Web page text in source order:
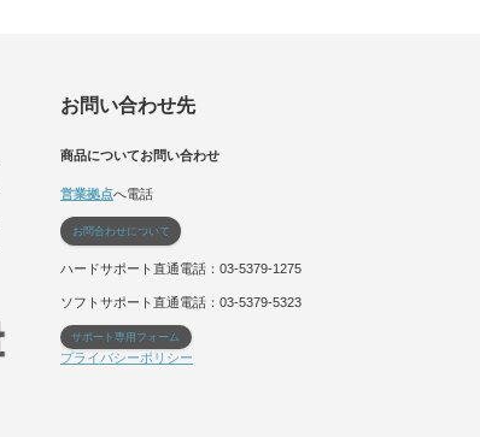
お問い合わせ先
商品についてお問い合わせ
営業拠点へ電話
お問合わせについて
ハードサポート直通電話：03-5379-1275
ソフトサポート直通電話：03-5379-5323
サポート専用フォーム
プライバシーポリシー